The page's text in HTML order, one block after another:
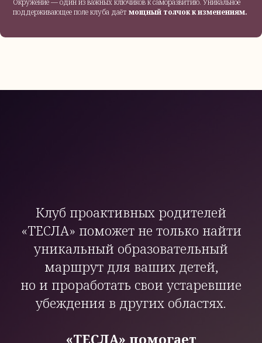
поддерживающее поле клуба даётмощный толчок к изменениям.
Клуб проактивных родителей
«ТЕСЛА» поможет не только найти
уникальный образовательный
маршрут для ваших детей,
но и проработать свои устаревшие
убеждения в других областях.
«ТЕСЛА» помогает